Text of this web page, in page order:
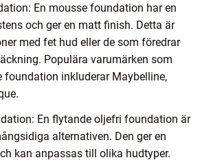
En mousse foundation har en
och ger en matt finish. Detta är
med fet hud eller de som föredrar
Populära varumärken som
foundation inkluderar Maybelline,
En flytande oljefri foundation är
alternativen. Den ger en
kan anpassas till olika hudtyper.